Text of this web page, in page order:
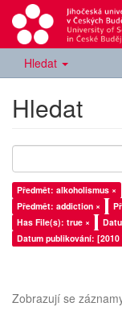
Hledat
Hledat
Předmět: alkoholismus ×
Předmět: addiction ×
Has File(s): true ×
Datum publikování: [2010
Zobrazují se